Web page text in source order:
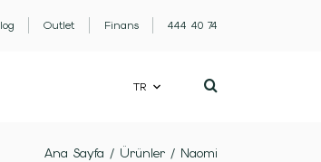
Outlet Finans 444 40 74
TR
Ana Sayfa / Ürünler / Naomi